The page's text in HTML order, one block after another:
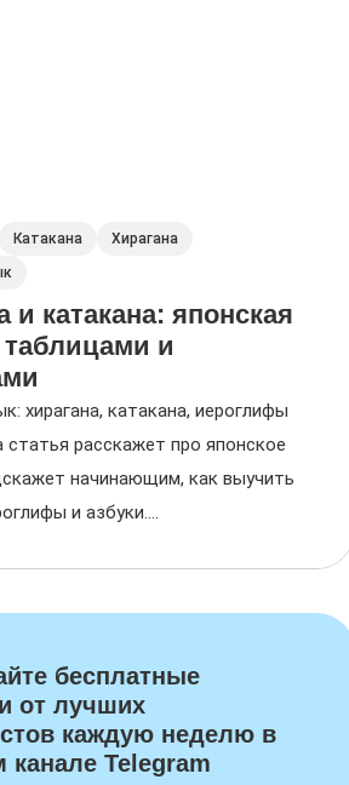
Катакана
Хирагана
и катакана: японская
таблицами и
хирагана, катакана, иероглифы
статья расскажет про японское
начинающим, как выучить
и азбуки....
бесплатные
от лучших
каждую неделю в
канале Telegram